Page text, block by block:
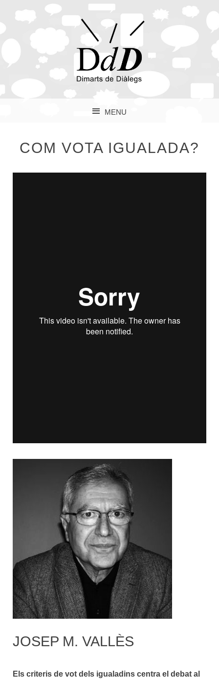
MENU
COM VOTA IGUALADA?
JOSEP M. VALLÈS
Els criteris de vot dels igualadins centra el debat al